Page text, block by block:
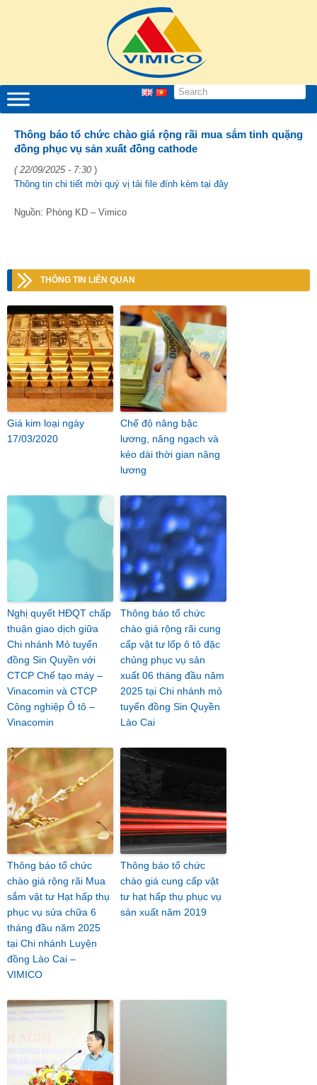
Thông báo tổ chức chào giá rộng rãi mua sắm tinh quặng
đồng phục vụ sản xuất đồng cathode
( 22/09/2025 - 7:30 )
Thông tin chi tiết mời quý vị tải file đính kèm tại đây
Nguồn: Phòng KD – Vimico
THÔNG TIN LIÊN QUAN
Giá kim loại ngày
17/03/2020
Chế độ nâng bậc
lương, nâng ngạch và
kéo dài thời gian nâng
lương
Nghị quyết HĐQT chấp
thuận giao dịch giữa
Chi nhánh Mỏ tuyển
đồng Sin Quyền với
CTCP Chế tạo máy –
Vinacomin và CTCP
Công nghiệp Ô tô –
Vinacomin
Thông báo tổ chức
chào giá rộng rãi cung
cấp vật tư lốp ô tô đặc
chủng phục vụ sản
xuất 06 tháng đầu năm
2025 tại Chi nhánh mỏ
tuyển đồng Sin Quyền
Lào Cai
Thông báo tổ chức
chào giá rộng rãi Mua
sắm vật tư Hạt hấp thụ
phục vụ sửa chữa 6
tháng đầu năm 2025
tại Chi nhánh Luyện
đồng Lào Cai –
VIMICO
Thông báo tổ chức
chào giá cung cấp vật
tư hạt hấp thụ phục vụ
sản xuất năm 2019